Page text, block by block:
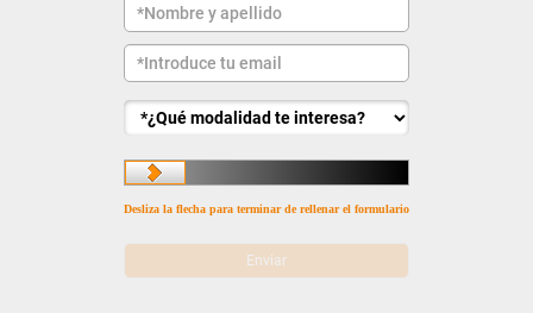
Desliza la flecha para terminar de rellenar el formulario